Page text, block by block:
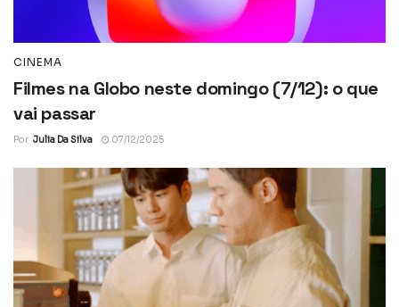
CINEMA
Filmes na Globo neste domingo (7/12): o que
vai passar
Por Julia Da Silva 07/12/2025